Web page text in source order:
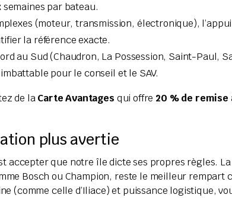
par bateau.
(moteur, transmission, électronique),
la référence exacte.
au Sud (Chaudron, La Possession, Saint-Paul,
pour le conseil et le SAV.
de laCarte Avantages qui offre 20 % de remise
plus avertie
accepter que notre île dicte ses propres règles.
Bosch ou Champion, reste le meilleur rempart
(comme celle d’Iliace) et puissance logistique,